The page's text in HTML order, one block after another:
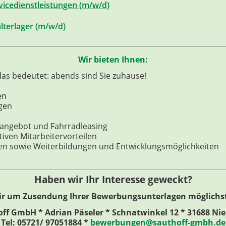
(m/w/d)
(m/w/d)
Wir bieten Ihnen:
bedeutet: abends sind Sie zuhause!
und Fahrradleasing
Mitarbeitervorteilen
sowie Weiterbildungen und Entwicklungsmöglichkeiten
Haben wir Ihr Interesse geweckt?
um Zusendung Ihrer Bewerbungsunterlagen
GmbH *Adrian Päseler*Schnatwinkel 12*31688
Tel: 05721/ 97051884* bewerbungen@sauthoff-gmbh.de